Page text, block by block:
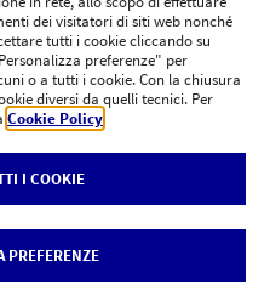
dei visitatori di siti web nonché
tutti i cookie cliccando su
preferenze" per
o a tutti i cookie. Con la chiusura
diversi da quelli tecnici. Per
Cookie Policy
I COOKIE
PREFERENZE
informativo disponibile su
| Rivedi le tue scelte sui Cookie
accessibilità
IVA 00902170018